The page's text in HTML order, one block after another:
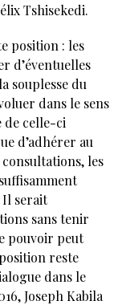
Tshisekedi.
position : les
d’éventuelles
souplesse du
dans le sens
de celle-ci
d’adhérer au
les
Il serait
sans tenir
pouvoir peut
reste
dans le
Joseph Kabila